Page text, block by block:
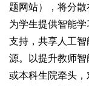
题网站），将分散
为学生提供智能
支持，共享人工
源。以提升教师
或本科生院牵头